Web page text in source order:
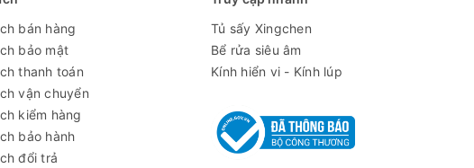
bán hàng
bảo mật
thanh toán
vận chuyển
kiểm hàng
bảo hành
đổi trả
Tủ sấy Xingchen
Bể rửa siêu âm
Kính hiển vi - Kính lúp